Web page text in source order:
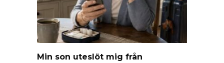
Min son uteslöt mig från